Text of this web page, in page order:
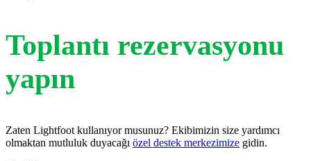
Toplantı rezervasyonu
yapın
Zaten Lightfoot kullanıyor musunuz? Ekibimizin size yardımcı
olmaktan mutluluk duyacağı özel destek merkezimize gidin.